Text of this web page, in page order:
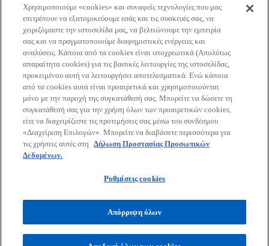
Εταιρεία
Τελευταία Νέα
o
p
e
n
s
a
n
e
w
o
p
e
n
s
a
n
e
w
o
p
e
n
s
a
n
w
o
p
e
n
s
n
w
Όροι χρήσηςΠροστασία Προσωπικών ΔεδομένωνΠροσβασιμότητα
ΓλωσσάριοΒοήθειαΠολιτική Προσωπικών Δεδομένων
Πολιτική ασφάλειας πληροφοριών, ιδιωτικότητας & επιχειρησιακής
συνέχειας
και μέλος του διεθνούς οργανισμού ανεξάρτητων εταιρειών-μελών
ιδιωτική Αγγλική εταιρεία περιορισμένης ευθύνης με εγγυητικές
εισφορές. Με την επιφύλαξη κάθε δικαιώματος.
οργανισμού της KPMG παρακαλώ επισκεφτείτε τη
Χρησιμοποιούμε «cookies» και συναφείς τεχνολογίες που μας
επιτρέπουν να εξατομικεύουμε εσάς και τις συσκευές σας, να
χειριζόμαστε την ιστοσελίδα μας, να βελτιώνουμε την εμπειρία
σας και να πραγματοποιούμε διαφημιστικές ενέργειες και
αναλύσεις. Κάποια από τα cookies είναι υποχρεωτικά (Απολύτως
απαραίτητα cookies) για τις βασικές λειτουργίες της ιστοσελίδας,
προκειμένου αυτή να λειτουργήσει αποτελεσματικά. Ενώ κάποια
από τα cookies αυτά είναι προαιρετικά και χρησιμοποιούνται
μόνο με την παροχή της συγκατάθεσή σας. Μπορείτε να δώσετε τη
συγκατάθεσή σας για την χρήση όλων των προαιρετικών cookies,
είτε να διαχειρίζεστε τις προτιμήσεις σας μέσω του συνδέσμου
«Διαχείριση Επιλογών». Μπορείτε να διαβάσετε περισσότερα για
τις χρήσεις αυτές στη
Δήλωση Προστασίας Προσωπικών
Δεδομένων.
Ρυθμίσεις cookies
Απόρριψη όλων